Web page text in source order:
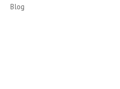
Blog